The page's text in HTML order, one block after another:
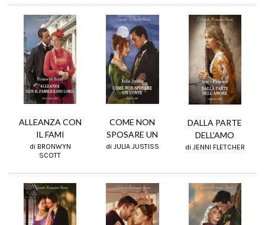
ALLEANZA CON
IL FAMI
di BRONWYN
SCOTT
COME NON
SPOSARE UN
di JULIA JUSTISS
DALLA PARTE
DELL'AMO
di JENNI FLETCHER